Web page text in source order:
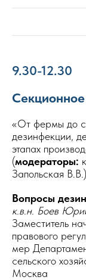
9.30-12.30
«От фермы до
дезинфекции,
этапах
(модераторы:
Запольская В.В.)
Вопросы
к.в.н. Боев
Заместитель
правового
мер
сельского
Москва